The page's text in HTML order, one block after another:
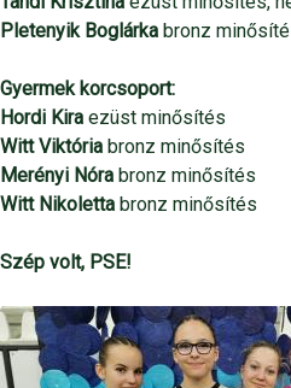
Pletenyik Boglárka bronz
Gyermek korcsoport:
Hordi Kira ezüst minősítés
Witt Viktória bronz minősítés
Merényi Nóra bronz minősítés
Witt Nikoletta bronz minősítés
Szép volt, PSE!